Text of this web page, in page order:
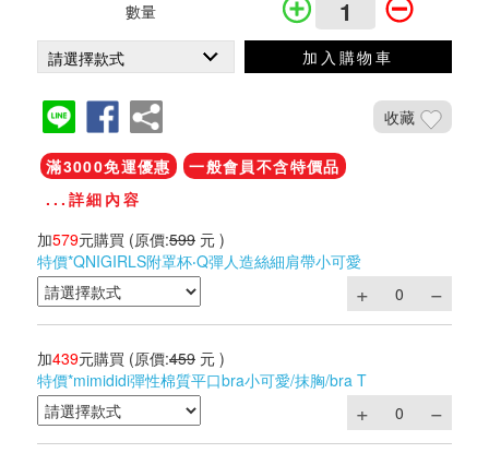
數量
加入購物車
收藏
滿3000免運優惠
一般會員不含特價品
...詳細內容
加579元購買 (原價:599 元 )
特價*QNIGIRLS附罩杯‧Q彈人造絲細肩帶小可愛
加439元購買 (原價:459 元 )
特價*mimididi彈性棉質平口bra小可愛/抹胸/bra T